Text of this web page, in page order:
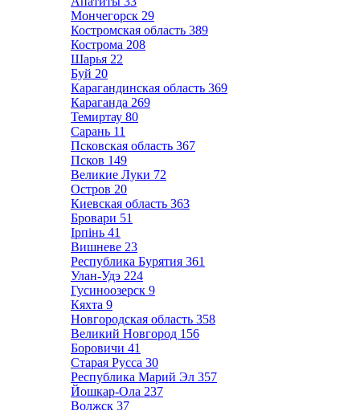
Мончегорск 29
Костромская область 389
Кострома 208
Шарья 22
Буй 20
Карагандинская область 369
Караганда 269
Темиртау 80
Сарань 11
Псковская область 367
Псков 149
Великие Луки 72
Остров 20
Киевская область 363
Бровари 51
Ірпінь 41
Вишневе 23
Республика Бурятия 361
Улан-Удэ 224
Гусиноозерск 9
Кяхта 9
Новгородская область 358
Великий Новгород 156
Боровичи 41
Старая Русса 30
Республика Марий Эл 357
Йошкар-Ола 237
Волжск 37